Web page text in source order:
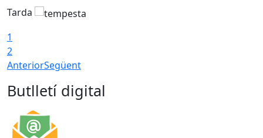
Tarda
1
2
AnteriorSegüent
Butlletí digital